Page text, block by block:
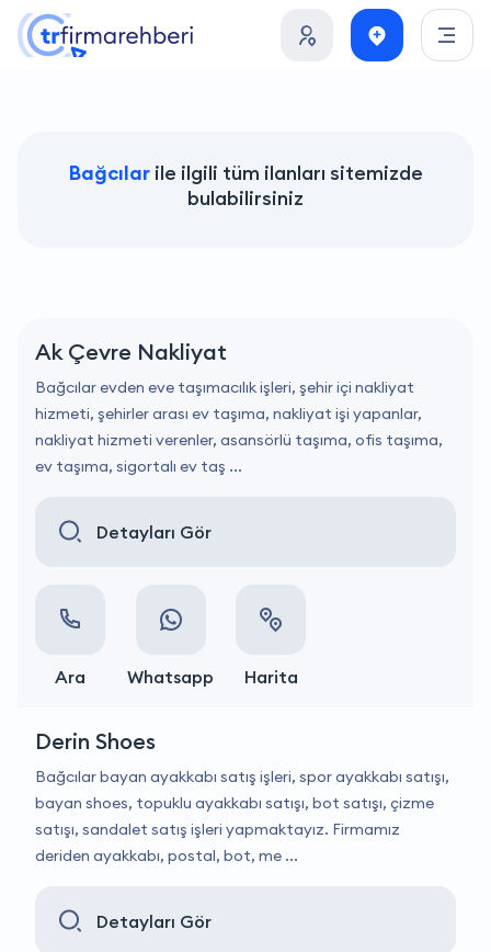
Bağcılarile ilgili tüm ilanları sitemizde
bulabilirsiniz
Ak Çevre Nakliyat
Bağcılar evden eve taşımacılık işleri, şehir içi nakliyat
hizmeti, şehirler arası ev taşıma, nakliyat işi yapanlar,
nakliyat hizmeti verenler, asansörlü taşıma, ofis taşıma,
ev taşıma, sigortalı ev taş ...
Detayları Gör
Ara Whatsapp Harita
Derin Shoes
Bağcılar bayan ayakkabı satış işleri, spor ayakkabı satışı,
bayan shoes, topuklu ayakkabı satışı, bot satışı, çizme
satışı, sandalet satış işleri yapmaktayız. Firmamız
deriden ayakkabı, postal, bot, me ...
Detayları Gör